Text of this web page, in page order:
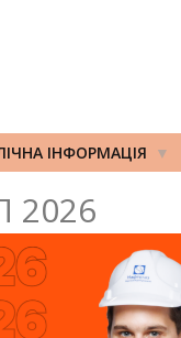
ІНФОРМАЦІЯ
2026